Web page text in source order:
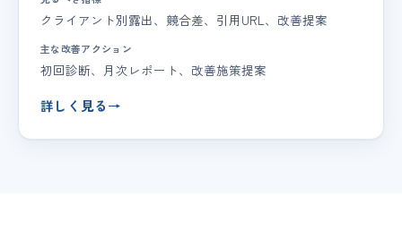
クライアント別露出、競合差、引用URL、改善提案
主な改善アクション
初回診断、月次レポート、改善施策提案
詳しく見る→